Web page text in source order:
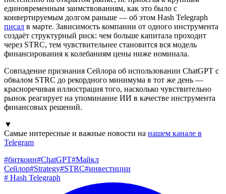
единовременным заимствованиям, как это было с
конвертируемым долгом раньше — об этом Hash Telegraph
писал в марте. Зависимость компании от одного инструмента
создаёт структурный риск: чем больше капитала проходит
через STRC, тем чувствительнее становится вся модель
финансирования к колебаниям цены ниже номинала.
Совпадение признания Сейлора об использовании ChatGPT с
обвалом STRC до рекордного минимума в тот же день —
красноречивая иллюстрация того, насколько чувствительно
рынок реагирует на упоминание ИИ в качестве инструмента
финансовых решений.
▼
Самые интересные и важные новости на нашем канале в
Telegram
#биткоин#ChatGPT#Майкл
Сейлор#Strategy#STRC#инвестиции
# Hash Telegraph